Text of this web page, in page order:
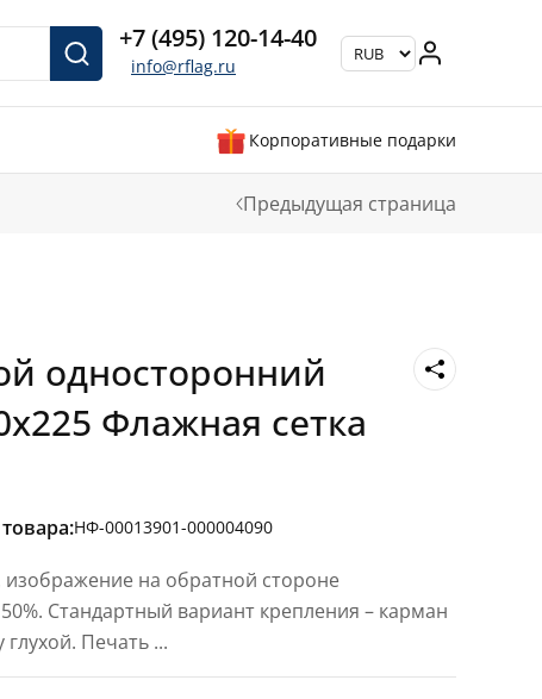
+7 (495) 120-14-40
info@rflag.ru
Корпоративные подарки
Предыдущая страница
односторонний
Флажная сетка
НФ-00013901-000004090
изображение на обратной стороне
Стандартный вариант крепления – карман
глухой. Печать ...